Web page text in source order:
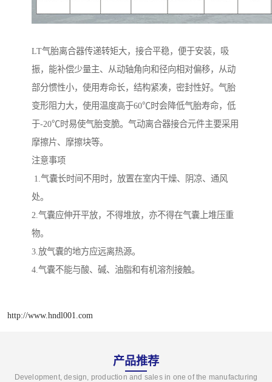
LT气胎离合器传递转矩大，接合平稳，便于安装，吸
振，能补偿少量主、从动轴角向和径向相对偏移，从动
部分惯性小，使用寿命长，结构紧凑，密封性好。气胎
变形阻力大，使用温度高于60℃时会降低气胎寿命，低
于-20℃时易使气胎变脆。气动离合器接合元件主要采用
摩擦片、摩擦块等。
注意事项
1.气囊长时间不用时，放置在室内干燥、阴凉、通风
处。
2.气囊应伸开平放，不得堆放，亦不得在气囊上堆压重
物。
3.放气囊的地方应远离热源。
4.气囊不能与酸、碱、油脂和有机溶剂接触。
http://www.hndl001.com
产品推荐
Development, design, production and sales in one of the manufacturing